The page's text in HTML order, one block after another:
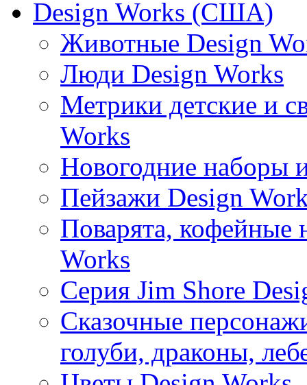
Design Works (США)
Животные Design
Люди Design Works
Метрики детские и
Works
Новогодние наборы
Пейзажи Design
Поварята, кофейные
Works
Серия Jim Shore
Сказочные
голуби, драконы,